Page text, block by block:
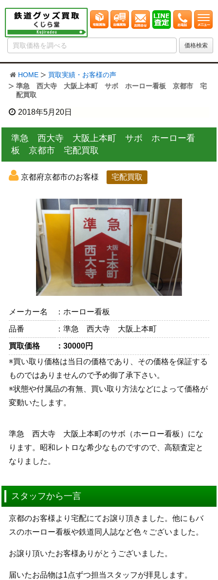
HOME
買取実績・お客様の声
準急 西大寺 大阪上本町 サボ ホーロー看板 京都市 宅
配買取
2018年5月20日
準急 西大寺 大阪上本町 サボ ホーロー看
板 京都市 宅配買取
京都府京都市のお客様 宅配買取
メーカー名 ホーロー看板
品番 準急 西大寺 大阪上本町
買取価格
30000円
※買い取り価格は当日の価格であり、その価格を保証する
ものではありませんので予め御了承下さい。
※状態や付属品の有無、買い取り方法などによって価格が
変動いたします。
準急 西大寺 大阪上本町のサボ（ホーロー看板）にな
ります。昭和レトロな希少なものですので、高額査定と
なりました。
スタッフから一言
京都のお客様より宅配にてお譲り頂きました。他にもバ
スのホーロー看板や鉄道同人誌など色々ございました。
お譲り頂いたお客様ありがとうございました。
届いたお品物は1点ずつ担当スタッフが拝見します。